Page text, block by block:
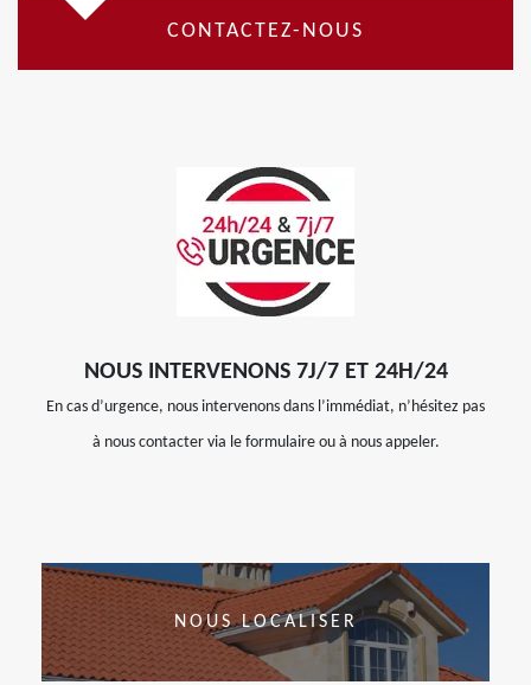
CONTACTEZ-NOUS
NOUS INTERVENONS 7J/7 ET 24H/24
En cas d’urgence, nous intervenons dans l’immédiat, n’hésitez pas
à nous contacter via le formulaire ou à nous appeler.
NOUS LOCALISER